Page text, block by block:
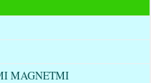
MAGNETMI